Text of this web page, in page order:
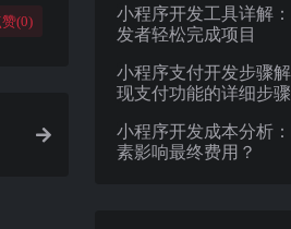
赞(0)
小程序开发工具详解
发者轻松完成项目
小程序支付开发步骤
现支付功能的详细步骤
小程序开发成本分析
素影响最终费用？